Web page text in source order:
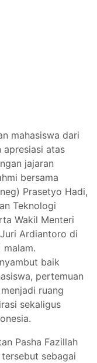
mahasiswa dari
apresiasi atas
jajaran
bersama
Prasetyo Hadi,
Teknologi
Wakil Menteri
Ardiantoro di
baik
pertemuan
ruang
sekaligus
Pasha Fazillah
sebagai